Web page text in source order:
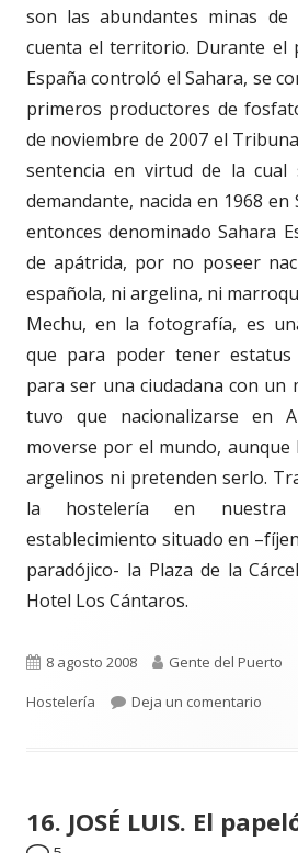
son las abundantes minas
cuenta el territorio. Durante el
España controló el Sahara, se
primeros productores de
de noviembre de 2007 el
sentencia en virtud de la cual
demandante, nacida en 1968
entonces denominado Sahara
de apátrida, por no poseer
española, ni argelina, ni
Mechu, en la fotografía, es
que para poder tener estatus
para ser una ciudadana con un
tuvo que nacionalizarse en
moverse por el mundo,
argelinos ni pretenden serlo.
la hostelería en
establecimiento situado en
paradójico- la Plaza de la
Hotel Los Cántaros.
Publicado
el
8 agosto 2008 Autor
Gente del Puerto
Hostelería
Deja un comentario
16. JOSÉ LUIS. El